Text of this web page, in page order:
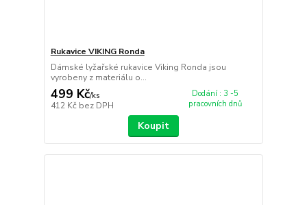
Rukavice VIKING Ronda
Dámské lyžařské rukavice Viking Ronda jsou
vyrobeny z materiálu o...
499 Kč/ks
412 Kč bez DPH
Dodání : 3 -5
pracovních dnů
Koupit